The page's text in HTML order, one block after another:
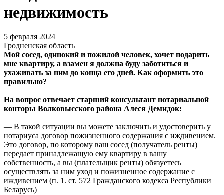
недвижимость
5 февраля 2024
Гродненская область
Мой сосед, одинокий и пожилой человек, хочет подарить
мне квартиру, а взамен я должна буду заботиться и
ухаживать за ним до конца его дней. Как оформить это
правильно?
На вопрос отвечает старший консультант нотариальной
конторы Волковысского района Алеся Демидок:
— В такой ситуации вы можете заключить и удостоверить у
нотариуса договор пожизненного содержания с иждивением.
Это договор, по которому ваш сосед (получатель ренты)
передает принадлежащую ему квартиру в вашу
собственность, а вы (плательщик ренты) обязуетесь
осуществлять за ним уход и пожизненное содержание с
иждивением (п. 1. ст. 572 Гражданского кодекса Республики
Беларусь)